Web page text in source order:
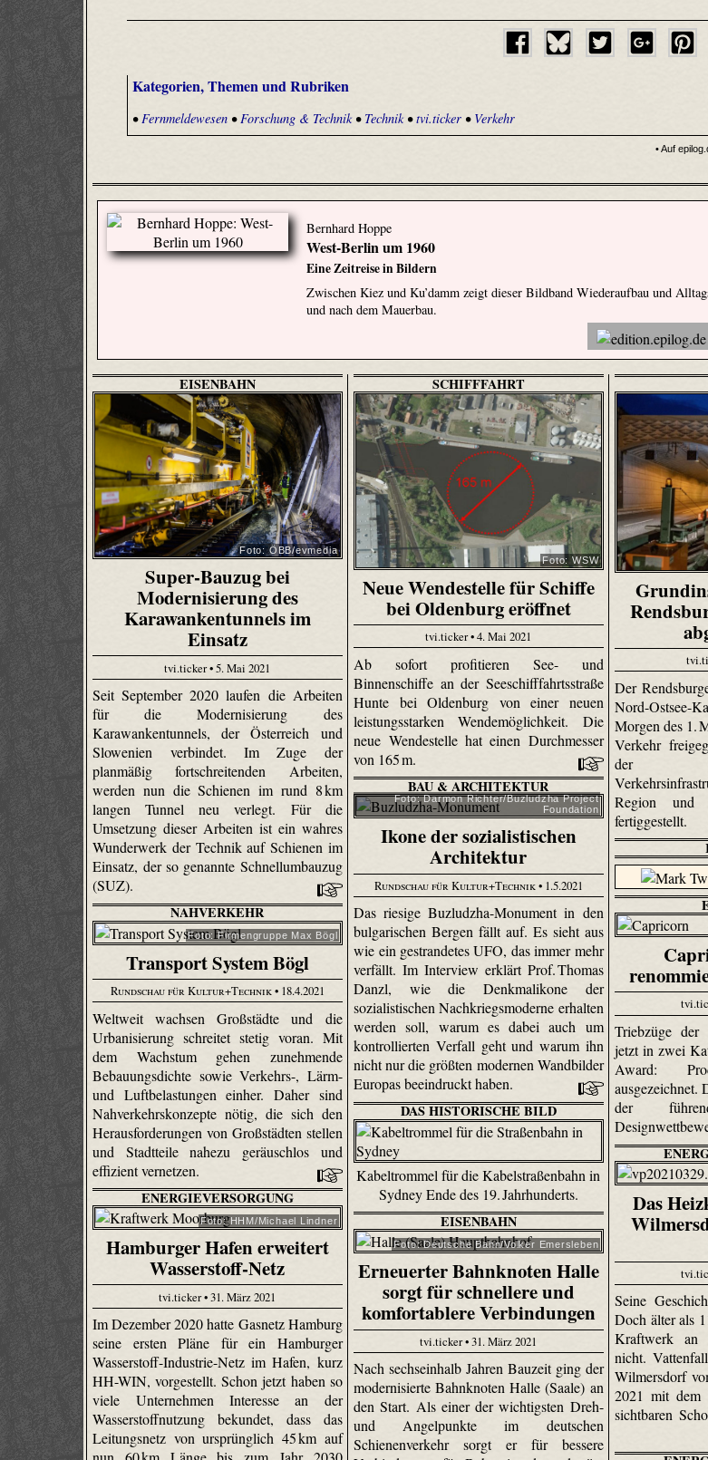
Kategorien, Themen und Rubriken
• Fernmeldewesen • Forschung & Technik• Technik•tvi.ticker • Verkehr
• Auf
Bernhard Hoppe
West-Berlin um 1960
Eine Zeitreise in Bildern
Zwischen Kiez und Ku’damm zeigt dieser Bildband Wiederaufbau und
und nach dem Mauerbau.
EISENBAHN
Foto: ÖBB/evmedia
Super-Bauzug bei
Modernisierung des
Karawankentunnels im
Einsatz
tvi.ticker • 5. Mai 2021
Seit September 2020 laufen die Arbeiten
für die Modernisierung des
Karawankentunnels, der Österreich und
Slowenien verbindet. Im Zuge der
planmäßig fortschreitenden Arbeiten,
werden nun die Schienen im rund 8 km
langen Tunnel neu verlegt. Für die
Umsetzung dieser Arbeiten ist ein wahres
Wunderwerk der Technik auf Schienen im
Einsatz, der so genannte Schnellumbauzug
(SUZ).
SCHIFFFAHRT
Foto: WSW
Neue Wendestelle für Schiffe
bei Oldenburg eröffnet
tvi.ticker • 4. Mai 2021
Ab sofort profitieren See- und
Binnenschiffe an der Seeschifffahrtsstraße
Hunte bei Oldenburg von einer neuen
leistungsstarken Wendemöglichkeit. Die
neue Wendestelle hat einen Durchmesser
von 165 m.
Der
Nord-Ostsee-
Morgen des 1.
Verkehr
der
Region und
fertiggestellt.
BAU & ARCHITEKTUR
Foto: Darmon Richter/Buzludzha Project
Foundation
Ikone der sozialistischen
Architektur
Rundschau für Kultur+Technik• 1.5.2021
Das riesige Buzludzha-Monument in den
bulgarischen Bergen fällt auf. Es sieht aus
wie ein gestrandetes UFO, das immer mehr
verfällt. Im Interview erklärt Prof. Thomas
Danzl, wie die Denkmalikone der
sozialistischen Nachkriegsmoderne erhalten
werden soll, warum es dabei auch um
kontrollierten Verfall geht und warum ihn
nicht nur die größten modernen Wandbilder
Europas beeindruckt haben.
Triebzüge der
jetzt in zwei
Award:
ausgezeichnet.
der
NAHVERKEHR
Foto: Firmengruppe Max Bögl
Transport System Bögl
Rundschau für Kultur+Technik• 18.4.2021
Weltweit wachsen Großstädte und die
Urbanisierung schreitet stetig voran. Mit
dem Wachstum gehen zunehmende
Bebauungsdichte sowie Verkehrs-, Lärm-
und Luftbelastungen einher. Daher sind
Nahverkehrskonzepte nötig, die sich den
Herausforderungen von Großstädten stellen
und Stadtteile nahezu geräuschlos und
effizient vernetzen.
DAS HISTORISCHE BILD
Kabeltrommel für die Kabelstraßenbahn in
Sydney Ende des 19. Jahrhunderts.
EISENBAHN
Foto: Deutsche Bahn/Volker Emersleben
Erneuerter Bahnknoten Halle
sorgt für schnellere und
komfortablere Verbindungen
tvi.ticker • 31. März 2021
Nach sechseinhalb Jahren Bauzeit ging der
modernisierte Bahnknoten Halle (Saale) an
den Start. Als einer der wichtigsten Dreh-
und Angelpunkte im deutschen
Schienenverkehr sorgt er für bessere
Das
Seine
Doch älter als
Kraftwerk an
nicht.
Wilmersdorf
2021 mit dem
sichtbaren
ENERGIEVERSORGUNG
Foto: HHM/Michael Lindner
Hamburger Hafen erweitert
Wasserstoff-Netz
tvi.ticker • 31. März 2021
Im Dezember 2020 hatte Gasnetz Hamburg
seine ersten Pläne für ein Hamburger
Wasserstoff-Industrie-Netz im Hafen, kurz
HH-WIN, vorgestellt. Schon jetzt haben so
viele Unternehmen Interesse an der
Wasserstoffnutzung bekundet, dass das
Leitungsnetz von ursprünglich 45 km auf